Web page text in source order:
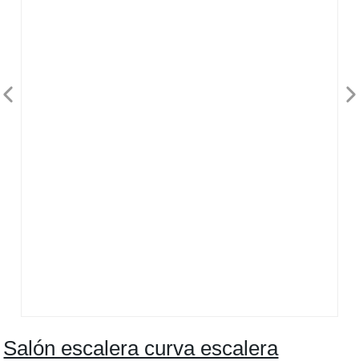
Salón escalera curva escalera